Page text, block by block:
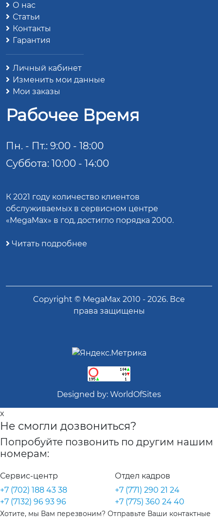
О нас
Статьи
Контакты
Гарантия
Личный кабинет
Изменить мои данные
Мои заказы
Рабочее Время
Пн. - Пт.: 9:00 - 18:00
Суббота: 10:00 - 14:00
К 2021 году количество клиентов
обслуживаемых в сервисном центре
«MegaMax» в год, достигло порядка 2000.
Читать подробнее
Copyright © MegaMax 2010 - 2026. Все
права защищены
Designed by: WorldOfSites
x
Не смогли дозвониться?
Попробуйте позвонить по другим нашим
номерам:
Сервис-центр
+7 (702) 188 43 38
+7 (7132) 96 93 96
Отдел кадров
+7 (771) 290 21 24
+7 (775) 360 24 40
Хотите, мы Вам перезвоним? Отправьте Ваши контактные